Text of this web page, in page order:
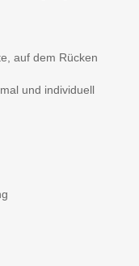
auf dem Rücken
und individuell